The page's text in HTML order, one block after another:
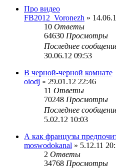
Про видео
FB2012_Voronezh »
10 Ответы
64630 Просмотры
Последнее
30.06.12 09:53
В черной-черной комнате
oiodj » 29.01.12 22:46
11 Ответы
70248 Просмотры
Последнее
5.02.12 10:03
А как французы
moswodokanal » 5.12.11
2 Ответы
34768 Просмотры